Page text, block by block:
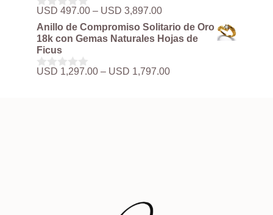
USD 497.00
USD 3,897.00
0
d
e
5
USD 497.00 – USD 3,897.00Rango
de
precios:
desde
hasta
Anillo de Compromiso Solitario de Oro
18k con Gemas Naturales Hojas de
Ficus
0
USD 1,297.00 – USD 1,797.00Rango